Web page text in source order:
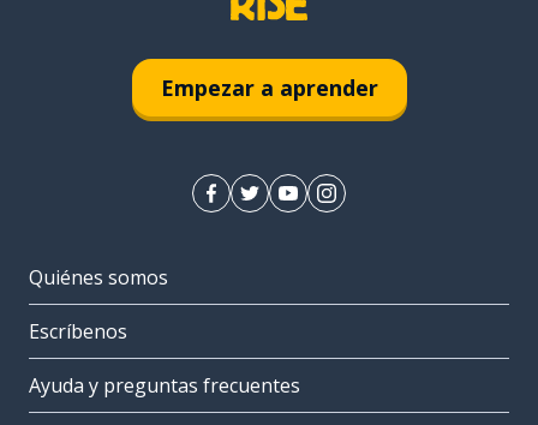
Empezar a aprender
Quiénes somos
Escríbenos
Ayuda y preguntas frecuentes